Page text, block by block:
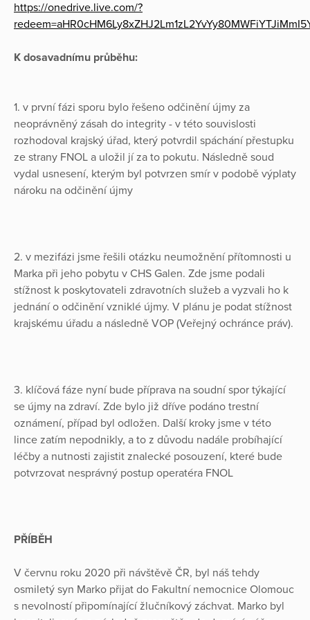
https://onedrive.live.com/?
K dosavadnímu průběhu:
1. v první fázi sporu bylo řešeno odčinění újmy za
neoprávněný zásah do integrity - v této souvislosti
rozhodoval krajský úřad, který potvrdil spáchání přestupku
ze strany FNOL a uložil jí za to pokutu. Následně soud
vydal usnesení, kterým byl potvrzen smír v podobě výplaty
nároku na odčinění újmy
2. v mezifázi jsme řešili otázku neumožnění přítomnosti u
Marka při jeho pobytu v CHS Galen. Zde jsme podali
stížnost k poskytovateli zdravotních služeb a vyzvali ho k
jednání o odčinění vzniklé újmy. V plánu je podat stížnost
krajskému úřadu a následně VOP (Veřejný ochránce práv).
3. klíčová fáze nyní bude příprava na soudní spor týkající
se újmy na zdraví. Zde bylo již dříve podáno trestní
oznámení, případ byl odložen. Další kroky jsme v této
lince zatím nepodnikly, a to z důvodu nadále probíhající
léčby a nutnosti zajistit znalecké posouzení, které bude
potvrzovat nesprávný postup operatéra FNOL
PŘÍBĚH
V červnu roku 2020 při návštěvě ČR, byl náš tehdy
osmiletý syn Marko přijat do Fakultní nemocnice Olomouc
s nevolností připomínající žlučníkový záchvat. Marko byl